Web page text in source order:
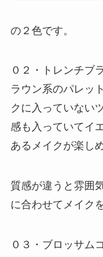
の２色です。
０２・トレンチブ
ラウン系のパレッ
クに入っていない
感も入っていてイ
あるメイクが楽し
質感が違うと雰囲
に合わせてメイク
０３・ブロッサム